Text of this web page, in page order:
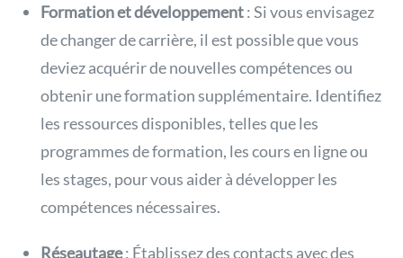
Formation et développement: Si vous envisagez
de changer de carrière, il est possible que vous
deviez acquérir de nouvelles compétences ou
obtenir une formation supplémentaire. Identifiez
les ressources disponibles, telles que les
programmes de formation, les cours en ligne ou
les stages, pour vous aider à développer les
compétences nécessaires.
Réseautage: Établissez des contacts avec des